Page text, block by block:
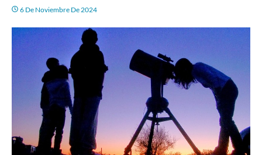
6 De Noviembre De 2024